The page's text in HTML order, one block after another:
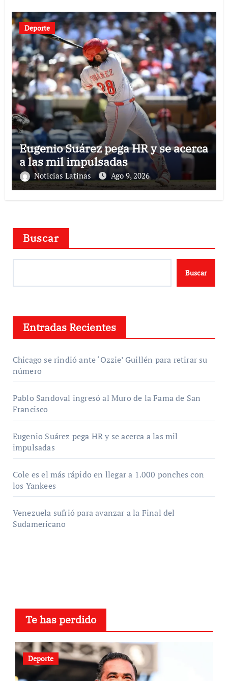
Deporte
Eugenio Suárez pega HR y se acerca
a las mil impulsadas
Noticias Latinas Ago 9, 2026
Buscar
Buscar
Entradas Recientes
Chicago se rindió ante ‘Ozzie’ Guillén para retirar su
número
Pablo Sandoval ingresó al Muro de la Fama de San
Francisco
Eugenio Suárez pega HR y se acerca a las mil
impulsadas
Cole es el más rápido en llegar a 1.000 ponches con
los Yankees
Venezuela sufrió para avanzar a la Final del
Sudamericano
Te has perdido
Deporte